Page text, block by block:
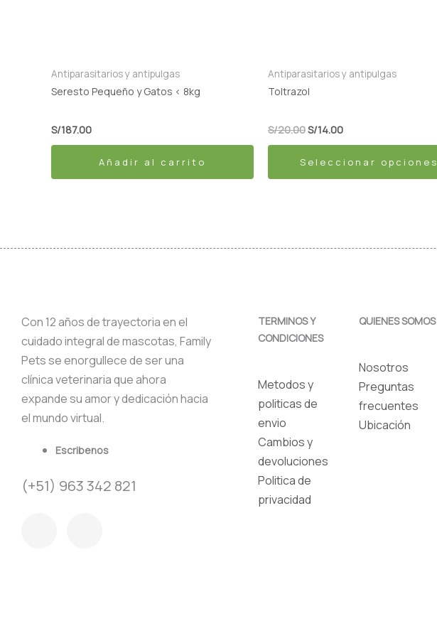
Antiparasitarios y antipulgas
Seresto Pequeño y Gatos < 8kg
S/187.00
Añadir al carrito
Antiparasitarios y antipulgas
Toltrazol
S/20.00S/14.00
Seleccionar opciones
se
pueden
en
la
página
de
Con 12 años de trayectoria en el
cuidado integral de mascotas, Family
Pets se enorgullece de ser una
clínica veterinaria que ahora
expande su amor y dedicación hacia
el mundo virtual.
Escribenos
(+51) 963 342 821
TERMINOS Y
CONDICIONES
Metodos y
politicas de
envio
Cambios y
devoluciones
Politica de
privacidad
QUIENES SOMOS
Nosotros
Preguntas
frecuentes
Ubicación